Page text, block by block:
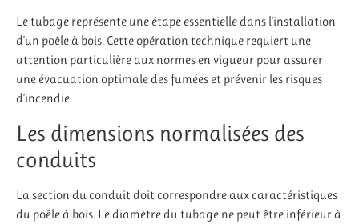
Le tubage représente une étape essentielle dans l'installation
d'un poêle à bois. Cette opération technique requiert une
attention particulière aux normes en vigueur pour assurer
une évacuation optimale des fumées et prévenir les risques
d'incendie.
Les dimensions normalisées des
conduits
La section du conduit doit correspondre aux caractéristiques
du poêle à bois. Le diamètre du tubage ne peut être inférieur à